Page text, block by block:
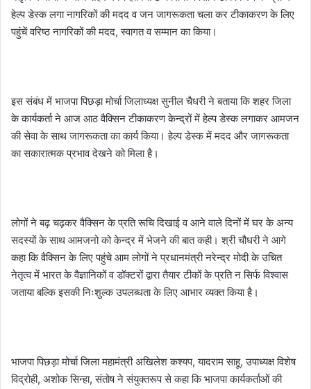
हेल्प डेस्क लगा नागरिकों की मदद व जन जागरूकता चला कर टीकाकरण के लिए
पहुंचें वरिष्ठ नागरिकों की मदद, स्वागत व सम्मान का किया।
इस संबंध में भाजपा पिछड़ा मोर्चा जिलाध्यक्ष सुनील चैधरी ने बताया कि शहर जिला
के कार्यकर्ता ने आज आठ वैक्सिन टीकाकरण केन्द्रों में हेल्प डेस्क लगाकर आमजन
की सेवा के साथ जागरूकता का कार्य किया। हेल्प डेस्क में मदद और जागरूकता
का सकारात्मक प्रभाव देखने को मिला है।
लोगों ने बढ़ चढ़कर वैक्सिन के प्रति रूचि दिखाई व आने वाले दिनों में घर के अन्य
सदस्यों के साथ आमजनो को केन्द्र में भेजने की बात कही। श्री चौधरी ने आगे
कहा कि वैक्सिन के लिए पहुंचे आम लोगों ने प्रधानमंत्री नरेन्द्र मोदी के उचित
नेतृत्व में भारत के वैज्ञानिकों व डॉक्टरों द्वारा तैयार टीकों के प्रति न सिर्फ विश्वास
जताया बल्कि इसकी निःशुल्क उपलब्धता के लिए आभार व्यक्त किया है।
भाजपा पिछड़ा मोर्चा जिला महामंत्री अखिलेश कश्यप, यादराम साहू, उपाध्यक्ष विशेष
विद्रोही, अशोक सिन्हा, संतोष ने संयुक्तरूप से कहा कि भाजपा कार्यकर्ताओं की